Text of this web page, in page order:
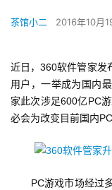
茶馆小二 2016年10月
近日，360软件管家发
用户，一举成为国内
家此次涉足600亿PC
必会为改变目前国内
PC游戏市场经过多